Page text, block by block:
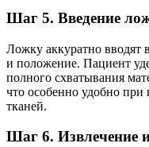
Шаг 5. Введение
Ложку аккуратно вводят
и положение. Пациент
полного схватывания
что особенно удобно
тканей.
Шаг 6. Извлечение